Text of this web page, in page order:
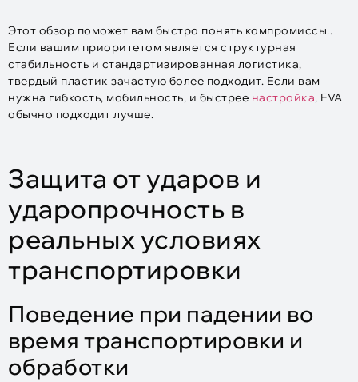
Этот обзор поможет вам быстро понять компромиссы..
Если вашим приоритетом является структурная
стабильность и стандартизированная логистика,
твердый пластик зачастую более подходит. Если вам
нужна гибкость, мобильность, и быстрее настройка, EVA
обычно подходит лучше.
Защита от ударов и
ударопрочность в
реальных условиях
транспортировки
Поведение при падении во
время транспортировки и
обработки